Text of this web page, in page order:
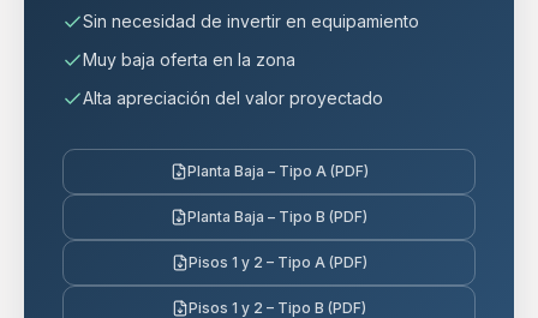
Sin necesidad de invertir en equipamiento
Muy baja oferta en la zona
Alta apreciación del valor proyectado
Planta Baja – Tipo A (PDF)
Planta Baja – Tipo B (PDF)
Pisos 1 y 2 – Tipo A (PDF)
Pisos 1 y 2 – Tipo B (PDF)